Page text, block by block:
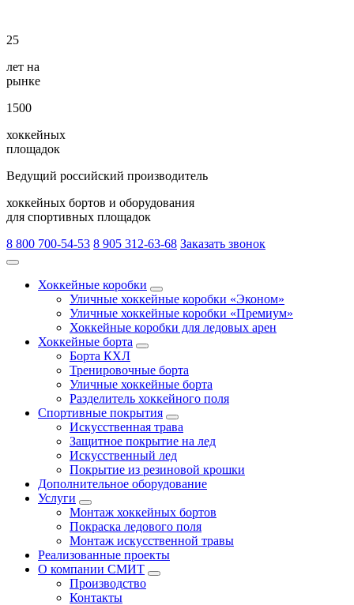
25
лет на
рынке
1500
хоккейных
площадок
Ведущий российский производитель
хоккейных бортов и оборудования
для спортивных площадок
8 800 700-54-53 8 905 312-63-68 Заказать звонок
Хоккейные коробки
Уличные хоккейные коробки «Эконом»
Уличные хоккейные коробки «Премиум»
Хоккейные коробки для ледовых арен
Хоккейные борта
Борта КХЛ
Тренировочные борта
Уличные хоккейные борта
Разделитель хоккейного поля
Спортивные покрытия
Искусственная трава
Защитное покрытие на лед
Искусственный лед
Покрытие из резиновой крошки
Дополнительное оборудование
Услуги
Монтаж хоккейных бортов
Покраска ледового поля
Монтаж искусственной травы
Реализованные проекты
О компании СМИТ
Производство
Контакты